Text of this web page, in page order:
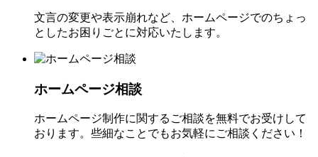
文言の変更や表示崩れなど、ホームページでのちょっ
としたお困りごとに対応いたします。
ホームページ相談
ホームページ制作に関するご相談を無料でお受けして
おります。些細なことでもお気軽にご相談ください！